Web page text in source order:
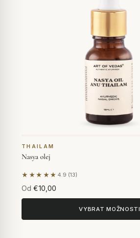
THAILAM
Nasya olej
★★★★★ 4.9 (13)
Na základě 13 hodnocení
Od €10,00
VYBRAT MOŽNOSTI